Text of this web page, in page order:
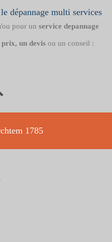
dépannage multi services
pour un service depannage
prix, un devis ou un conseil :
1785